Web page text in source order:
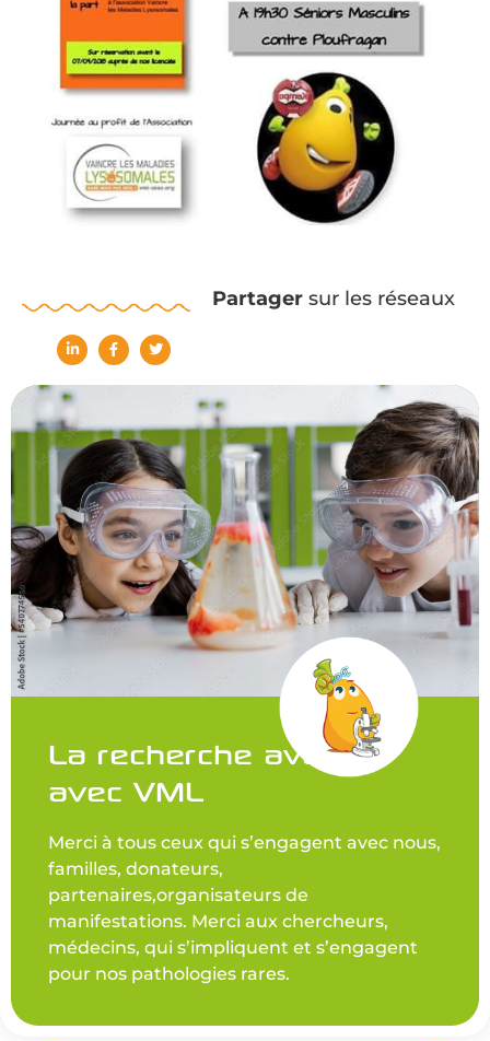
Partagersur les réseaux
La recherche avance
avec VML
Merci à tous ceux qui s’engagent avec nous,
familles, donateurs,
partenaires,organisateurs de
manifestations. Merci aux chercheurs,
médecins, qui s’impliquent et s’engagent
pour nos pathologies rares.